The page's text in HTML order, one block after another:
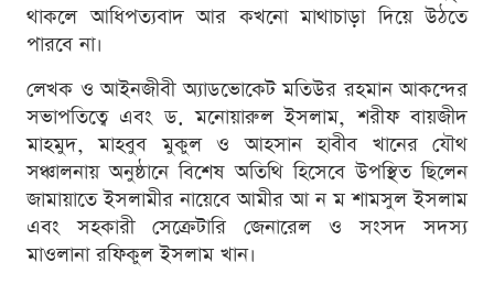
থাকলে আধিপত্যবাদ আর কখনো মাথাচাড়া দিয়ে উঠতে
পারবে না।
লেখক ও আইনজীবী অ্যাডভোকেট মতিউর রহমান আকন্দের
সভাপতিত্বে এবং ড. মনোয়ারুল ইসলাম, শরীফ বায়জীদ
মাহমুদ, মাহবুব মুকুল ও আহসান হাবীব খানের যৌথ
সঞ্চালনায় অনুষ্ঠানে বিশেষ অতিথি হিসেবে উপস্থিত ছিলেন
জামায়াতে ইসলামীর নায়েবে আমীর আ ন ম শামসুল ইসলাম
এবং সহকারী সেক্রেটারি জেনারেল ও সংসদ সদস্য
মাওলানা রফিকুল ইসলাম খান।